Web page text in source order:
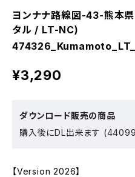
ヨンナナ路線図-43-熊本
タル / LT-NC)
¥3,290
ダウンロード販売の商品
購入後にDL出来ます
【Version 2026】